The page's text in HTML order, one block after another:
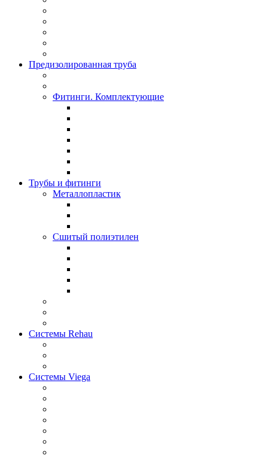
Предизолированная труба
Фитинги. Комплектующие
Трубы и фитинги
Металлопластик
Сшитый полиэтилен
Системы Rehau
Системы Viega